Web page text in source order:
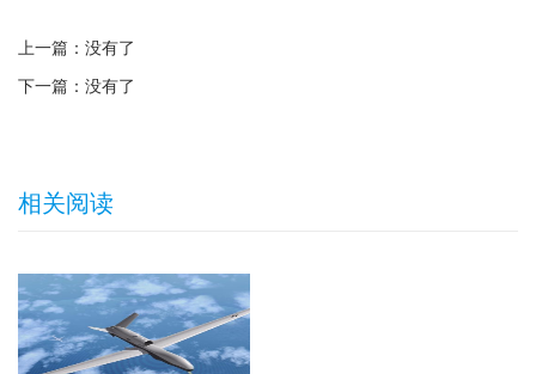
上一篇：没有了
下一篇：没有了
相关阅读